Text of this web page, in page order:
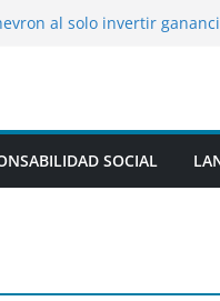
al solo invertir
en sus cereales
Airlines tendrá vuelos
SOCIAL